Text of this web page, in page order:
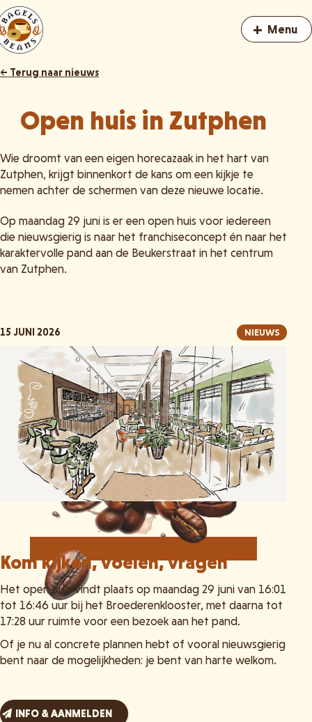
+ Menu
← Terug naar nieuws
Open huis in Zutphen
Wie droomt van een eigen horecazaak in het hart van
Zutphen, krijgt binnenkort de kans om een kijkje te
nemen achter de schermen van deze nieuwe locatie.
Op maandag 29 juni is er een open huis voor iedereen
die nieuwsgierig is naar het franchiseconcept én naar het
karaktervolle pand aan de Beukerstraat in het centrum
van Zutphen.
15 JUNI 2026 NIEUWS
Kom kijken, voelen, vragen
Het open huis vindt plaats op maandag 29 juni van 16:01
tot 16:46 uur bij het Broederenklooster, met daarna tot
17:28 uur ruimte voor een bezoek aan het pand.
Of je nu al concrete plannen hebt of vooral nieuwsgierig
bent naar de mogelijkheden: je bent van harte welkom.
INFO & AANMELDEN